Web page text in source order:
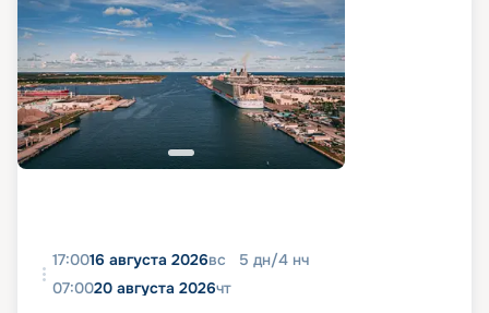
17:0016 августа 2026вс 5 дн/4 нч
07:0020 августа 2026чт